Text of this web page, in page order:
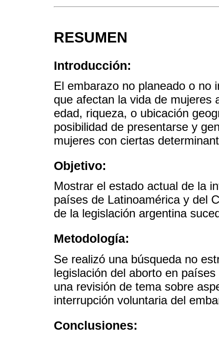
RESUMEN
Introducción:
El embarazo no planeado o no
que afectan la vida de mujeres
edad, riqueza, o ubicación
posibilidad de presentarse y
mujeres con ciertas
Objetivo:
Mostrar el estado actual de la
países de Latinoamérica y del
de la legislación argentina
Metodología:
Se realizó una búsqueda no
legislación del aborto en
una revisión de tema sobre
interrupción voluntaria del
Conclusiones: